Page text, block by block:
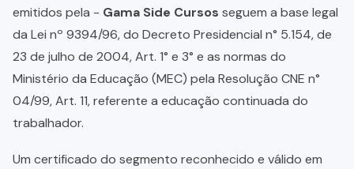
emitidos pela - Gama Side Cursos seguem a base legal
da Lei nº 9394/96, do Decreto Presidencial n° 5.154, de
23 de julho de 2004, Art. 1° e 3° e as normas do
Ministério da Educação (MEC) pela Resolução CNE n°
04/99, Art. 11, referente a educação continuada do
trabalhador.
Um certificado do segmento reconhecido e válido em